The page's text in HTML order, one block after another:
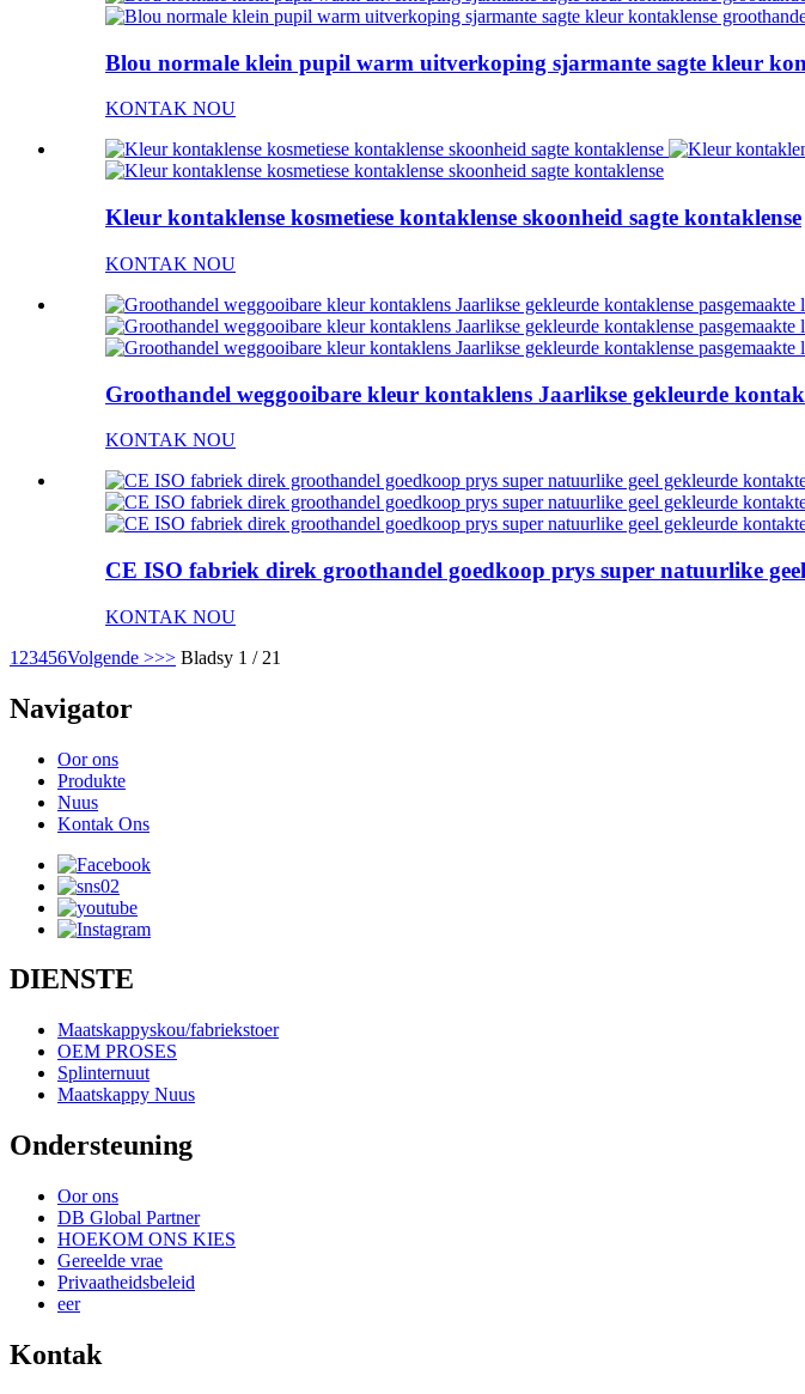
Blou normale klein pupil warm uitverkoping sjarmante sagte kleur
KONTAK NOU
Kleur kontaklense kosmetiese kontaklense skoonheid sagte kontaklense
KONTAK NOU
Groothandel weggooibare kleur kontaklens Jaarlikse gekleurde
KONTAK NOU
CE ISO fabriek direk groothandel goedkoop prys super natuurlike
KONTAK NOU
1 23456Volgende >>> Bladsy 1 / 21
Navigator
Oor ons
Produkte
Nuus
Kontak Ons
DIENSTE
Maatskappyskou/fabriekstoer
OEM PROSES
Splinternuut
Maatskappy Nuus
Ondersteuning
Oor ons
DB Global Partner
HOEKOM ONS KIES
Gereelde vrae
Privaatheidsbeleid
eer
Kontak